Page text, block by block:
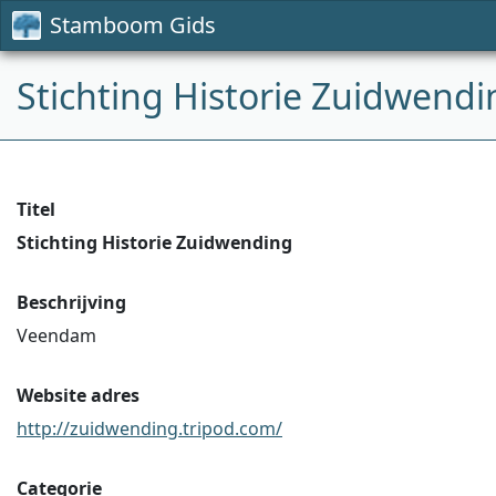
Stamboom Gids
Stichting Historie
Titel
Stichting Historie Zuidwending
Beschrijving
Veendam
Website adres
http://zuidwending.tripod.com/
Categorie